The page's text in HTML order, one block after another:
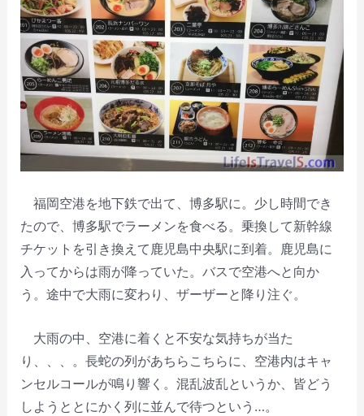
福岡空港を地下鉄で出て、博多駅に。少し時間でき
たので、博多駅でラーメンを食べる。乗換して新幹線
チケットを引き換えて鹿児島中央駅に到着。鹿児島に
入ってからは雨が降っていた。バスで空港へと向か
う。途中で大雨に変わり、ザーザーと降り注ぐ。
大雨の中、空港に着くと不安な気持ちが当た
り、、、。長蛇の列があちらこちらに、空港内はキャ
ンセルコールが鳴り響く。混乱波乱というか、皆どう
しようととにかく列に並んで待つという…。